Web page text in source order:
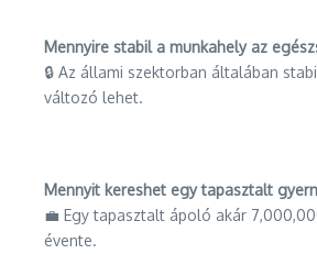
Mennyire stabil a munkahely az
🔒 Az állami szektorban általában
változó lehet.
Mennyit kereshet egy tapasztalt
💼 Egy tapasztalt ápoló akár
évente.